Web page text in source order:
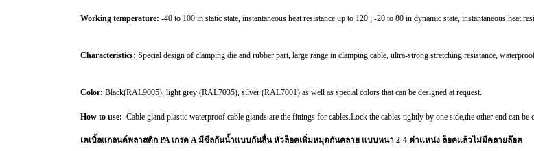
Working temperature: -40 to 100 in static state, instantaneous heat resistance up to 120 ; -20 to 80 in dynamic state, instantaneous heat
Characteristics: Special design of clamping die and rubber part, large range in clamping cable, ultra-strong stretching resistance,
Color: Black(RAL9005), light grey (RAL7035), silver (RAL7001) as well as special colors that can be designed at request.
How to use: Cable gland plastic waterproof cable glands are the fittings for cables.Lock the cables tightly by one side,the other end can be
เคเบิ้ลแกลนด์พลาสติก PA เกรด A มีซีลกันน้ำแบบกันลื่น หัวล็อคเพิ่มหมุดกันคลาย แบบหนา 2-4 ตำแหน่ง ล็อคแล้วไม่มีคลายล๊อค